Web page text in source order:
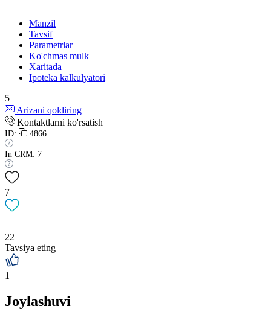
Manzil
Tavsif
Parametrlar
Ko'chmas mulk
Xaritada
Ipoteka kalkulyatori
5
Arizani qoldiring
Kontaktlarni ko'rsatish
ID: 4866
In CRM: 7
7
22
Tavsiya eting
1
Joylashuvi